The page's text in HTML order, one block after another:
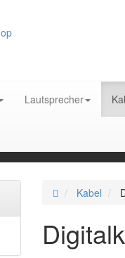
Lautsprecher
Kabel